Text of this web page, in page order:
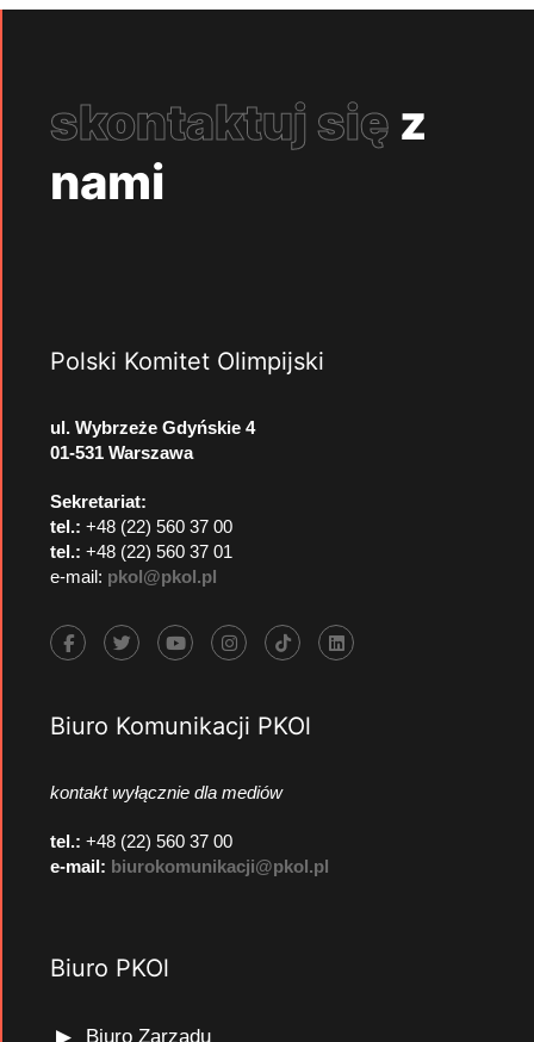
skontaktuj się z
nami
Polski Komitet Olimpijski
ul. Wybrzeże Gdyńskie 4
01-531 Warszawa
Sekretariat:
tel.: +48 (22) 560 37 00
tel.: +48 (22) 560 37 01
e-mail: pkol@pkol.pl
Biuro Komunikacji PKOl
kontakt wyłącznie dla mediów
tel.: +48 (22) 560 37 00
e-mail: biurokomunikacji@pkol.pl
Biuro PKOl
Biuro Zarządu